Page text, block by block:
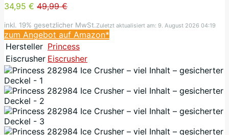
34,95 € 49,99 €
inkl. 19% gesetzlicher MwSt.Zuletzt aktualisiert am: 9. August 2026 04:19
zum Angebot auf Amazon*
Hersteller Princess
Eiscrusher Eiscrusher